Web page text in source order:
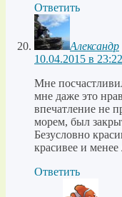
Ответить
Александр
10.04.2015 в 23:22
Мне
мне даже это
впечатление не
морем, был
Безусловно
красивее и
Ответить